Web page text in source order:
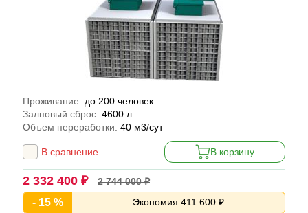
Проживание: до 200 человек
Залповый сброс: 4600 л
Объем переработки: 40 м3/сут
В сравнение В корзину
2 332 400 ₽ 2 744 000 ₽
- 15 % Экономия 411 600 ₽